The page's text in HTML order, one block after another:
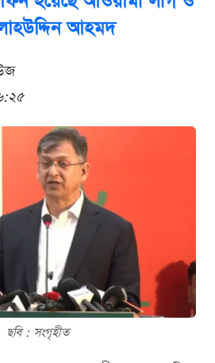
আহমদ
ছবি : সংগৃহীত